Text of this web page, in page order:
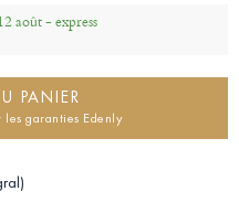
août - express
PANIER
les garanties Edenly